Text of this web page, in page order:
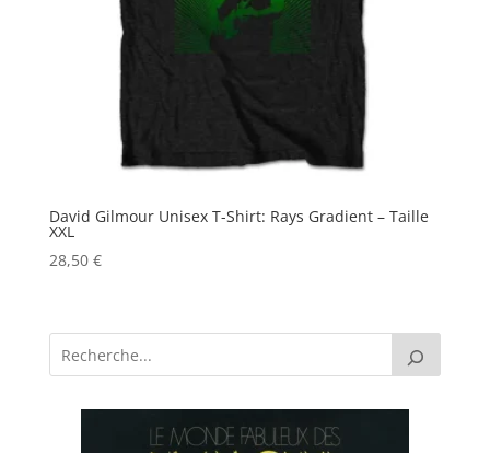
David Gilmour Unisex T-Shirt: Rays Gradient – Taille
XXL
28,50 €